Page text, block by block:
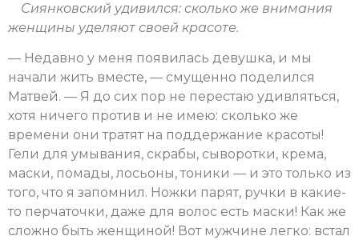
Сиянковский удивился: сколько же внимания
женщины уделяют своей красоте.
— Недавно у меня появилась девушка, и мы
начали жить вместе, — смущенно поделился
Матвей. — Я до сих пор не перестаю удивляться,
хотя ничего против и не имею: сколько же
времени они тратят на поддержание красоты!
Гели для умывания, скрабы, сыворотки, крема,
маски, помады, лосьоны, тоники — и это только из
того, что я запомнил. Ножки парят, ручки в какие-
то перчаточки, даже для волос есть маски! Как же
сложно быть женщиной! Вот мужчине легко: встал